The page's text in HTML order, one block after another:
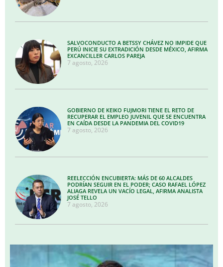
SALVOCONDUCTO A BETSSY CHÁVEZ NO IMPIDE QUE
PERÚ INICIE SU EXTRADICIÓN DESDE MÉXICO, AFIRMA
EXCANCILLER CARLOS PAREJA
7 agosto, 2026
GOBIERNO DE KEIKO FUJMORI TIENE EL RETO DE
RECUPERAR EL EMPLEO JUVENIL QUE SE ENCUENTRA
EN CAÍDA DESDE LA PANDEMIA DEL COVID19
7 agosto, 2026
REELECCIÓN ENCUBIERTA: MÁS DE 60 ALCALDES
PODRÍAN SEGUIR EN EL PODER; CASO RAFAEL LÓPEZ
ALIAGA REVELA UN VACÍO LEGAL, AFIRMA ANALISTA
JOSÉ TELLO
7 agosto, 2026